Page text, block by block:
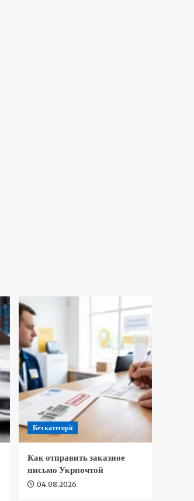
Без категорії
Как отправить заказное
письмо Укрпочтой
04.08.2026